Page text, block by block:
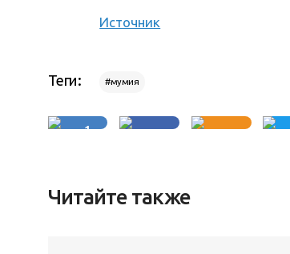
Источник
Теги: #мумия
1
Читайте также